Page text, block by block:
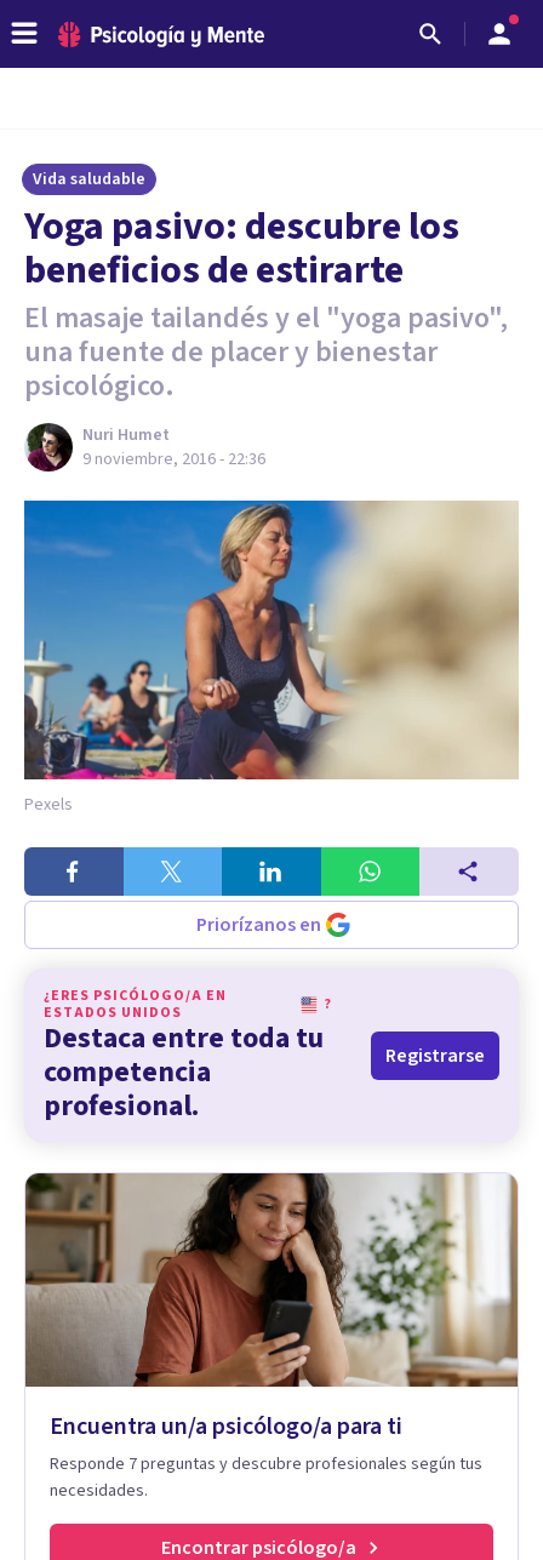
Vida saludable
​Yoga pasivo: descubre los
beneficios de estirarte
El masaje tailandés y el "yoga pasivo",
una fuente de placer y bienestar
psicológico.
Nuri Humet
9 noviembre, 2016 - 22:36
Pexels
Priorízanos en
¿ERES PSICÓLOGO/A EN
ESTADOS UNIDOS
?
Destaca entre toda tu
competencia
profesional.
Registrarse
Encuentra un/a psicólogo/a para ti
Responde 7 preguntas y descubre profesionales según tus
necesidades.
Encontrar psicólogo/a